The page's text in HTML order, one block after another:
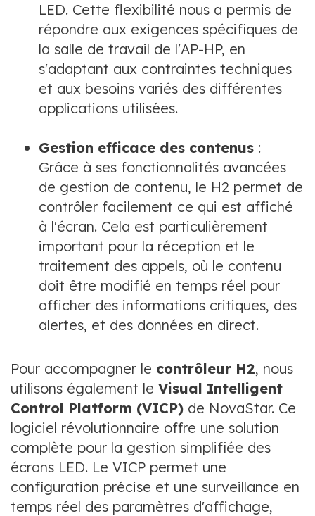
LED. Cette flexibilité nous a permis de
répondre aux exigences spécifiques de
la salle de travail de l'AP-HP, en
s'adaptant aux contraintes techniques
et aux besoins variés des différentes
applications utilisées.
Gestion efficace des contenus :
Grâce à ses fonctionnalités avancées
de gestion de contenu, le H2 permet de
contrôler facilement ce qui est affiché
à l'écran. Cela est particulièrement
important pour la réception et le
traitement des appels, où le contenu
doit être modifié en temps réel pour
afficher des informations critiques, des
alertes, et des données en direct.
Pour accompagner le contrôleur H2, nous
utilisons également le Visual Intelligent
Control Platform (VICP) de NovaStar. Ce
logiciel révolutionnaire offre une solution
complète pour la gestion simplifiée des
écrans LED. Le VICP permet une
configuration précise et une surveillance en
temps réel des paramètres d'affichage,